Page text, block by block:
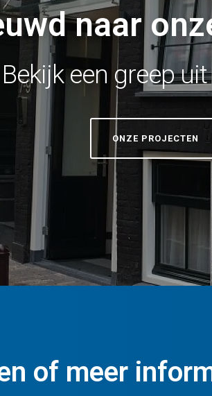
naar
Bekijk een greep
ONZE PROJECTEN
of meer